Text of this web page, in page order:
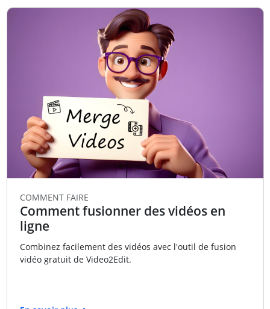
COMMENT FAIRE
Comment fusionner des vidéos en
ligne
Combinez facilement des vidéos avec l'outil de fusion
vidéo gratuit de Video2Edit.